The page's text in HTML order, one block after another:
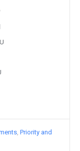
Priority and